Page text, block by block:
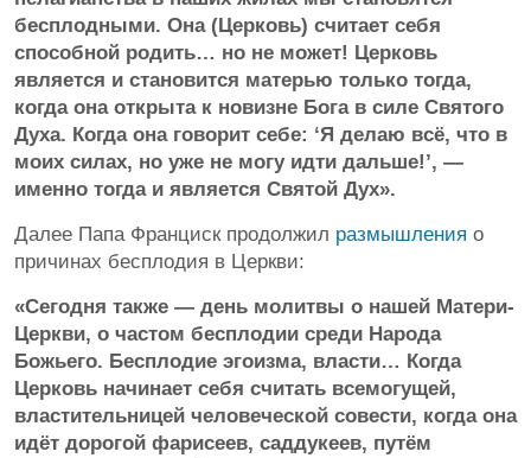
бесплодными. Она (Церковь) считает себя
способной родить… но не может! Церковь
является и становится матерью только тогда,
когда она открыта к новизне Бога в силе Святого
Духа. Когда она говорит себе: ‘Я делаю всё, что в
моих силах, но уже не могу идти дальше!’, —
именно тогда и является Святой Дух».
Далее Папа Франциск продолжил размышления о
причинах бесплодия в Церкви:
«Сегодня также — день молитвы о нашей Матери-
Церкви, о частом бесплодии среди Народа
Божьего. Бесплодие эгоизма, власти… Когда
Церковь начинает себя считать всемогущей,
властительницей человеческой совести, когда она
идёт дорогой фарисеев, саддукеев, путём